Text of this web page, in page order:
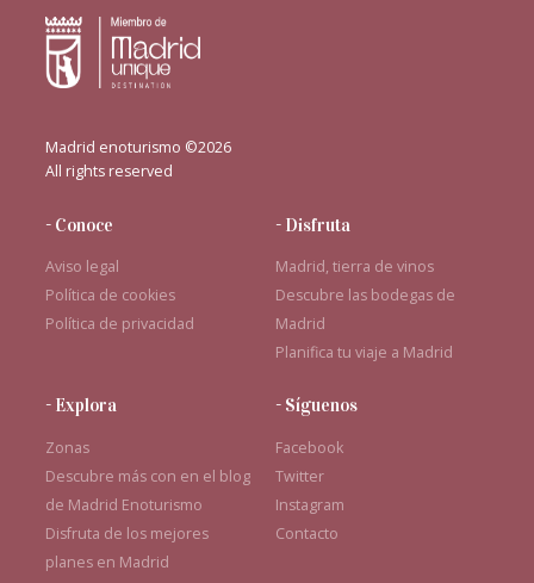
Madrid enoturismo ©2026
All rights reserved
- Conoce
Aviso legal
Política de cookies
Política de privacidad
- Disfruta
Madrid, tierra de vinos
Descubre las bodegas de
Madrid
Planifica tu viaje a Madrid
- Explora
Zonas
Descubre más con en el blog
de Madrid Enoturismo
Disfruta de los mejores
planes en Madrid
- Síguenos
Facebook
Twitter
Instagram
Contacto